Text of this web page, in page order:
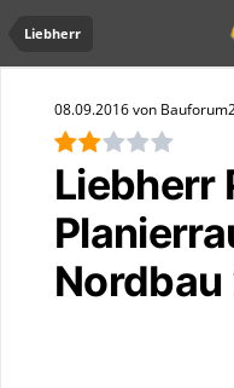
Liebherr
08.09.2016 von
Liebherr
Nordbau